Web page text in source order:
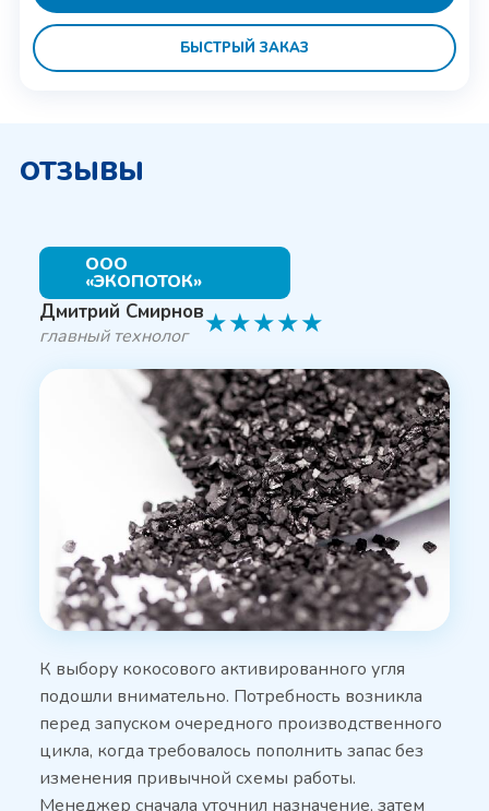
БЫСТРЫЙ ЗАКАЗ
ОТЗЫВЫ
ООО
«ЭКОПОТОК»
Дмитрий Смирнов
главный технолог ★★★★★
К выбору кокосового активированного угля
подошли внимательно. Потребность возникла
перед запуском очередного производственного
цикла, когда требовалось пополнить запас без
изменения привычной схемы работы.
Менеджер сначала уточнил назначение, затем